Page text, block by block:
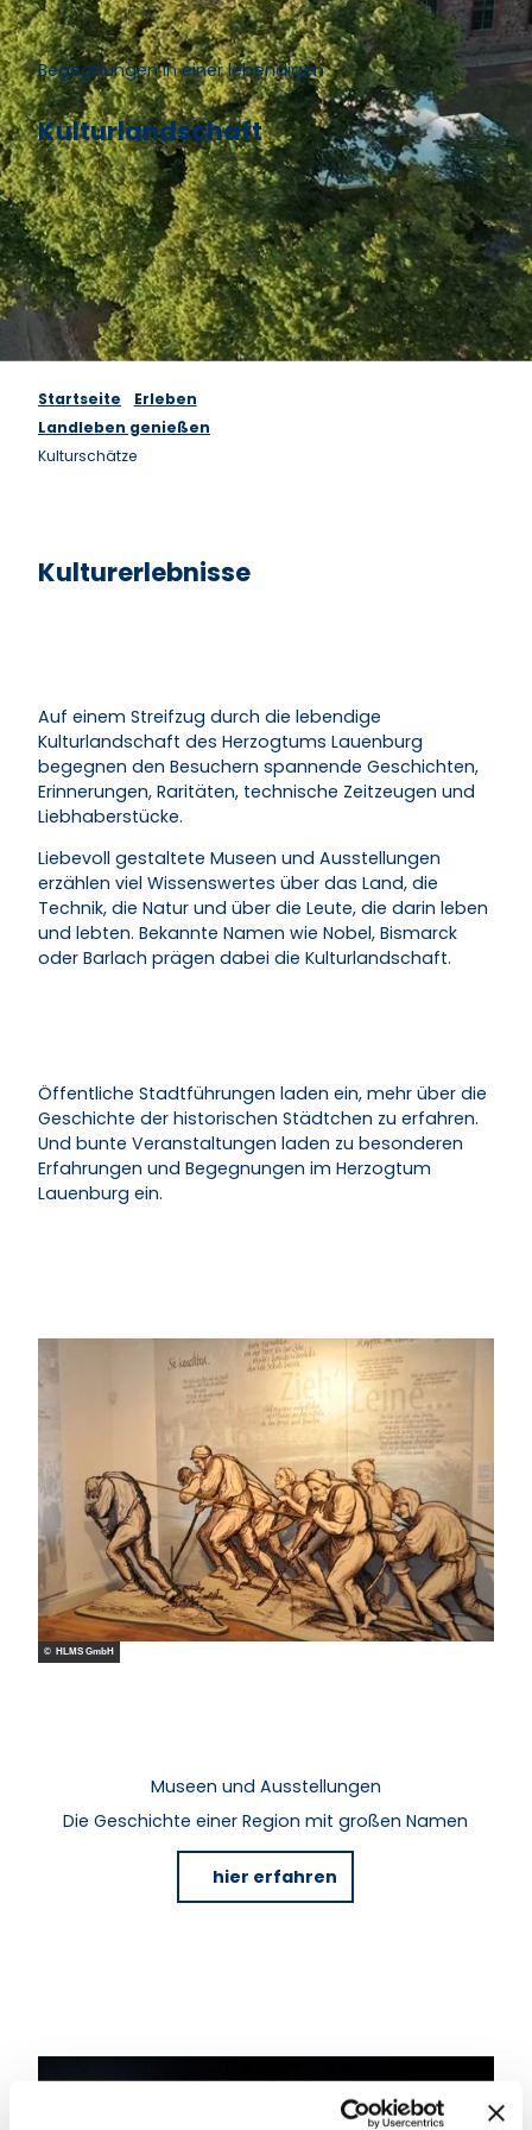
Begegnungen in einer lebendigen
Kulturlandschaft
Startseite
Erleben
Landleben genießen
Kulturschätze
Kulturerlebnisse
Auf einem Streifzug durch die lebendige
Kulturlandschaft des Herzogtums Lauenburg
begegnen den Besuchern spannende Geschichten,
Erinnerungen, Raritäten, technische Zeitzeugen und
Liebhaberstücke.
Liebevoll gestaltete Museen und Ausstellungen
erzählen viel Wissenswertes über das Land, die
Technik, die Natur und über die Leute, die darin leben
und lebten. Bekannte Namen wie Nobel, Bismarck
oder Barlach prägen dabei die Kulturlandschaft.
Öffentliche Stadtführungen laden ein, mehr über die
Geschichte der historischen Städtchen zu erfahren.
Und bunte Veranstaltungen laden zu besonderen
Erfahrungen und Begegnungen im Herzogtum
Lauenburg ein.
© HLMS GmbH
Museen und Ausstellungen
Die Geschichte einer Region mit großen Namen
hier erfahren